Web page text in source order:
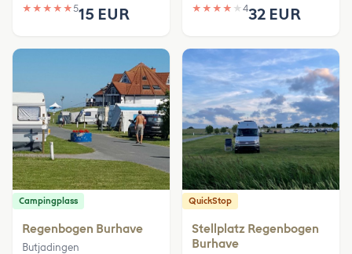
★ ★ ★ ★ ★515 EUR ★ ★ ★ ★ ★ 432 EUR
Campingplass
Regenbogen Burhave
Butjadingen
QuickStop
Stellplatz Regenbogen
Burhave